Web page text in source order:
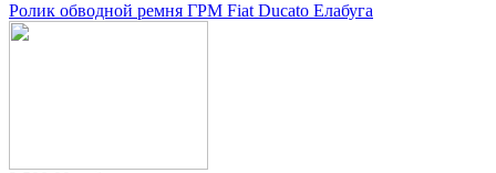
Ролик обводной ремня ГРМ Fiat Ducato Елабуга